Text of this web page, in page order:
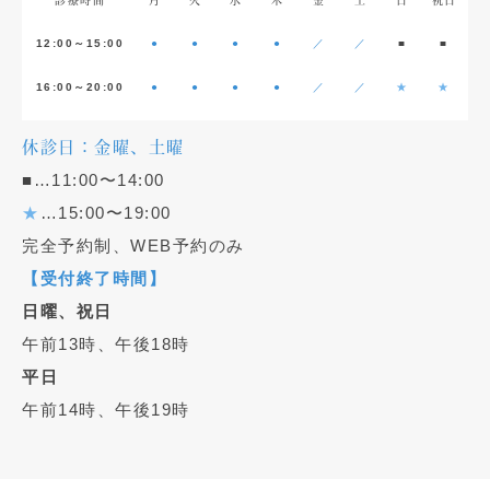
12:00～15:00 ● ● ● ● ／ ／ ■ ■
16:00～20:00 ● ● ● ● ／ ／ ★ ★
休診日：金曜、土曜
■…11:00〜14:00
★ …15:00〜19:00
完全予約制、WEB予約のみ
【受付終了時間】
日曜、祝日
午前13時、午後18時
平日
午前14時、午後19時